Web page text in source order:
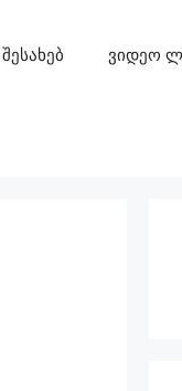
ვიდეო